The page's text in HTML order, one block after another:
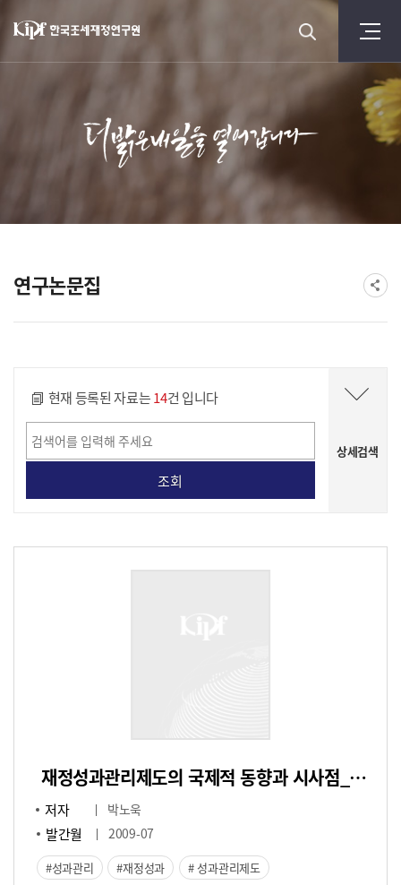
연구논문집
현재 등록된 자료는14건 입니다
상세검색
재정성과관리제도의 국제적 동향과 시사점_주요쟁점을 중심으로-
저자 박노욱
발간월 2009-07
성과관리 재정성과 성과관리제도